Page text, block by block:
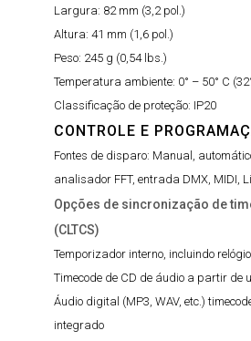
Largura: 82 mm (3,2 pol.)
Altura: 41 mm (1,6 pol.)
Peso: 245 g (0,54 lbs.)
Temperatura ambiente: 0° – 50° C
Classificação de proteção: IP20
CONTROLE E
Fontes de disparo: Manual,
analisador FFT, entrada DMX, MIDI,
Opções de sincronização de
(CLTCS)
Temporizador interno, incluindo
Timecode de CD de áudio a partir de
Áudio digital (MP3, WAV, etc.)
integrado